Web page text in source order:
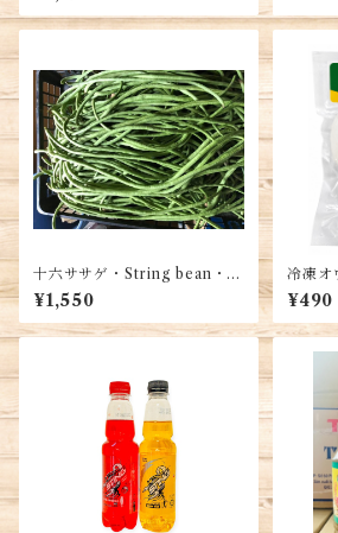
十六ササゲ・String bean・ Đ
ỗ dài 1kg
¥1,550
冷凍オ
0g ベ
チェー
¥490